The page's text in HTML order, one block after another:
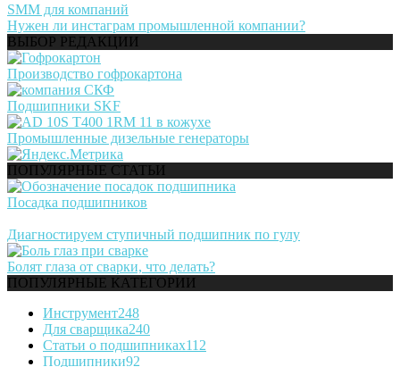
SMM для компаний
Нужен ли инстаграм промышленной компании?
ВЫБОР РЕДАКЦИИ
Производство гофрокартона
Подшипники SKF
Промышленные дизельные генераторы
ПОПУЛЯРНЫЕ СТАТЬИ
Посадка подшипников
Диагностируем ступичный подшипник по гулу
Болят глаза от сварки, что делать?
ПОПУЛЯРНЫЕ КАТЕГОРИИ
Инструмент248
Для сварщика240
Статьи о подшипниках112
Подшипники92